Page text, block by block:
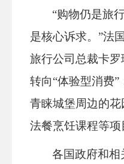
“购物仍是旅
是核心诉求。”法
旅行公司总裁卡罗
转向“体验型消费
青睐城堡周边的花
法餐烹饪课程等项
各国政府和相